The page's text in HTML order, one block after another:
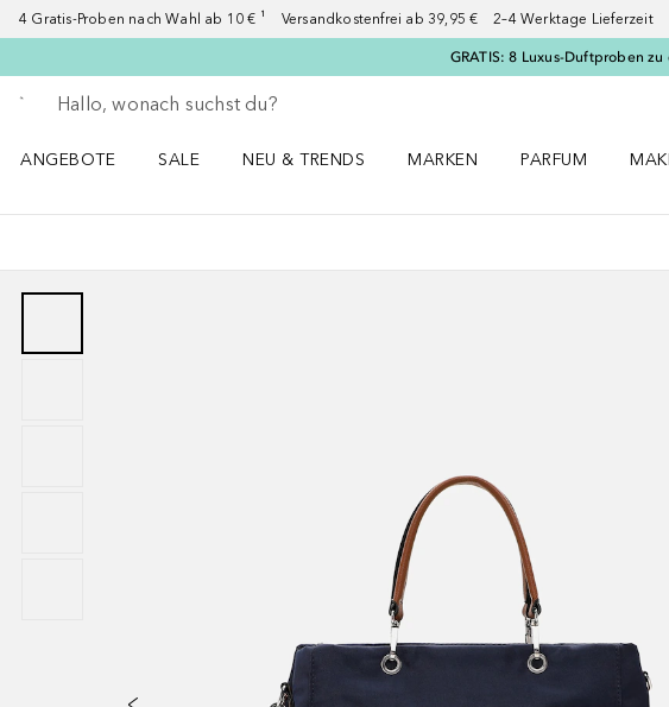
4 Gratis-Proben nach Wahl ab 10 € ¹ Versandkostenfrei ab 39,95 € 2–4 Werktage Lieferzeit
GRATIS: 8 Luxus-Duftproben
Gehe zurück
Suche ausführen
ANGEBOTE
SALE
NEU & TRENDS
MARKEN
PARFUM